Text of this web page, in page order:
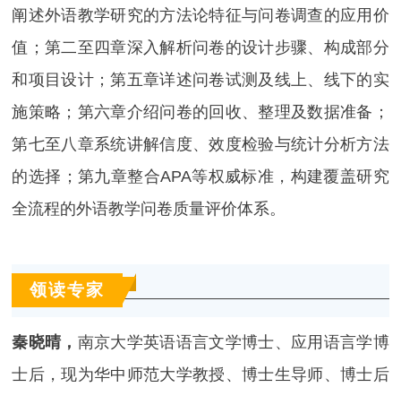
阐述外语教学研究的方法论特征与问卷调查的应用价
值；第二至四章深入解析问卷的设计步骤、构成部分
和项目设计；第五章详述问卷试测及线上、线下的实
施策略；第六章介绍问卷的回收、整理及数据准备；
第七至八章系统讲解信度、效度检验与统计分析方法
的选择；第九章整合APA等权威标准，构建覆盖研究
全流程的外语教学问卷质量评价体系。
领读专家
秦晓晴， 南京大学英语语言文学博士、应用语言学博
士后，现为华中师范大学教授、博士生导师、博士后